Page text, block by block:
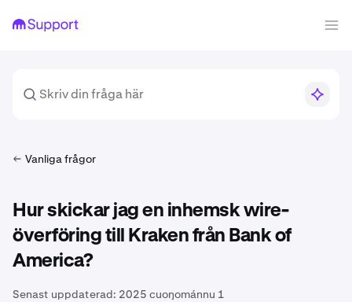
Vanliga frågor
Hur skickar jag en inhemsk wire-
överföring till Kraken från Bank of
America?
Senast uppdaterad: 2025 cuoŋománnu 1